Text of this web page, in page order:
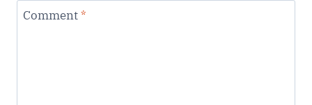
Comment*